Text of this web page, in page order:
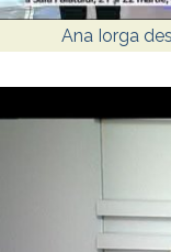
Ana Iorga